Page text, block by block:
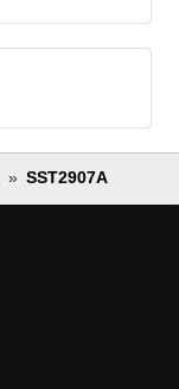
SST2907A